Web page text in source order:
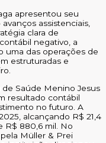
apresentou seu
assistenciais,
clara de
negativo, a
uma das operações de
estruturadas e
de Saúde Menino Jesus
resultado contábil
no futuro. A
alcançando R$ 21,4
R$ 880,6 mil. No
Müller & Prei